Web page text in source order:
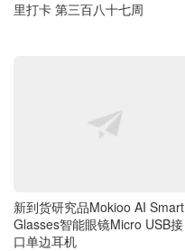
里打卡 第三百八十七周
新到货研究品Mokioo AI Smart
Glasses智能眼镜Micro USB接
口单边耳机